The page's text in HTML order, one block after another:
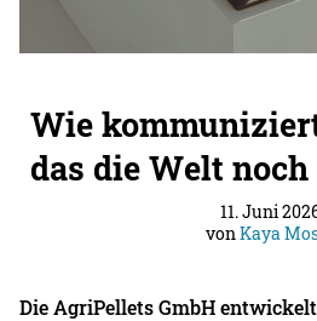
Wie
das die Welt
11. Juni
vonKaya
Die AgriPellets GmbH